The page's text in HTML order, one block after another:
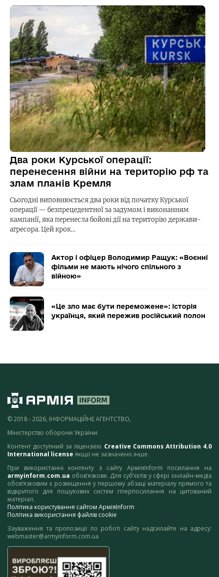
Два роки Курської операції:
перенесення війни на територію рф та
злам планів Кремля
Сьогодні виповнюється два роки від початку Курської
операції — безпрецедентної за задумом і виконанням
кампанії, яка перенесла бойові дії на територію держави-
агресора. Цей крок…
Актор і офіцер Володимир Ращук: «Воєнні
фільми не мають нічого спільного з
війною»
«Це зло має бути переможене»: історія
українця, який пережив російський полон
© 2018 - 2026, ІНФОРМАЦІЙНЕ АГЕНТСТВО,
Міністерство оборони України
Контент доступний за ліцензією Creative Commons Attribution 4.0
International license якщо не зазначено інше.
При використанні контенту з сайту АрміяInform посилання на
armyinform.com.ua обов’язкове. Для суб’єктів у сфері онлайн-медіа
обов’язковим є розміщення у першому абзаці матеріалу прямого та
відкритого для пошукових систем гіперпосилання на цитований
матеріал.
Політика користування сайтом АрміяInform
Політика використання файлів cookie
Зауваження та пропозиції по роботі сайту надсилайте на адресу:
webmaster@armyinform.com.ua